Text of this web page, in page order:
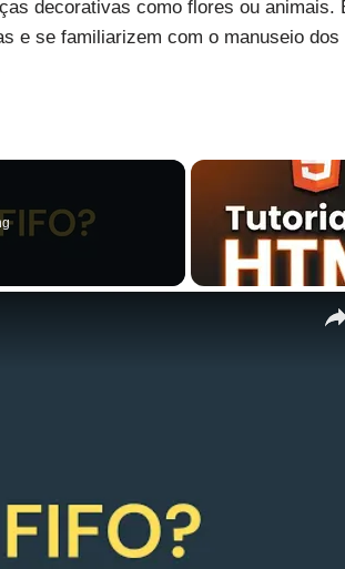
decorativas como flores ou animais.
e se familiarizem com o manuseio